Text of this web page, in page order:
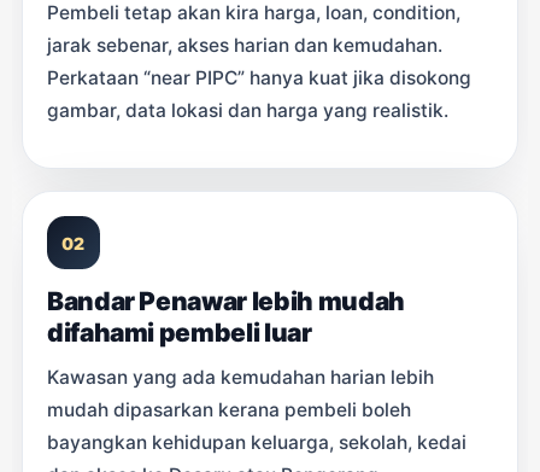
Pembeli tetap akan kira harga, loan, condition,
jarak sebenar, akses harian dan kemudahan.
Perkataan “near PIPC” hanya kuat jika disokong
gambar, data lokasi dan harga yang realistik.
02
Bandar Penawar lebih mudah
difahami pembeli luar
Kawasan yang ada kemudahan harian lebih
mudah dipasarkan kerana pembeli boleh
bayangkan kehidupan keluarga, sekolah, kedai